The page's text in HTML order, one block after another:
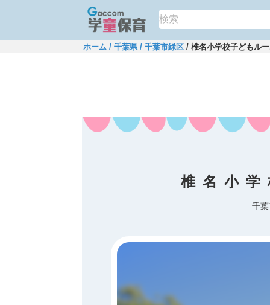
ホーム / 千葉県/ 千葉市緑区 / 椎名小学校子どもル
椎名小
千